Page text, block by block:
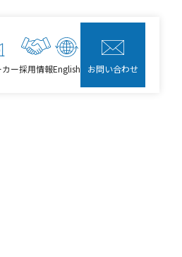
ー採用情報English お問い合わせ